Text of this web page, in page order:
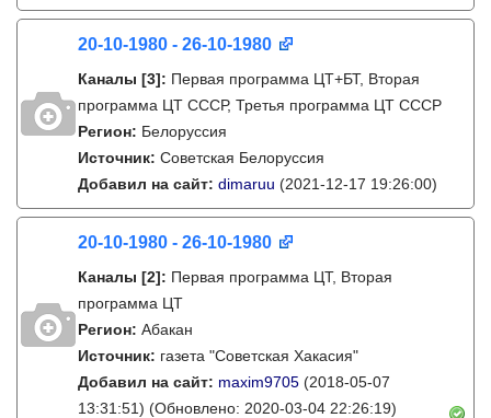
20-10-1980 - 26-10-1980
Каналы [3]: Первая программа ЦТ+БТ, Вторая
программа ЦТ ССCР, Третья программа ЦТ ССCР
Регион: Белоруссия
Источник: Советская Белоруссия
Добавил на сайт: dimaruu (2021-12-17 19:26:00)
20-10-1980 - 26-10-1980
Каналы [2]: Первая программа ЦТ, Вторая
программа ЦТ
Регион: Абакан
Источник: газета "Советская Хакасия"
Добавил на сайт: maxim9705 (2018-05-07
13:31:51) (Обновлено: 2020-03-04 22:26:19)